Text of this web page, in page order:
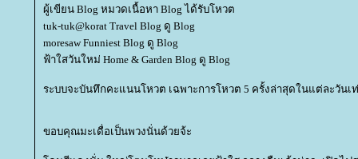
ผู้เขียน Blog หมวดเนื้อหา Blog ได้รับโหวต
tuk-tuk@korat Travel Blog ดู Blog
moresaw Funniest Blog ดู Blog
ฟ้าใสวันใหม่ Home & Garden Blog ดู Blog
ระบบจะบันทึกคะแนนโหวต เฉพาะการโหวต 5 ครั้งล่าสุดในแต่ละวันเ
ขอบคุณมะเดื่อเป็นพวงนั่นด้วยจ้ะ